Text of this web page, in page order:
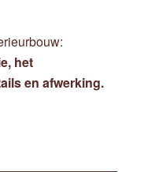
het
en afwerking.